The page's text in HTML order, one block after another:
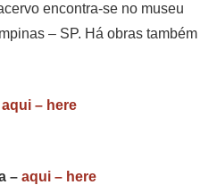
encontra-se no museu
– SP. Há obras também
aqui – here
–aqui – here